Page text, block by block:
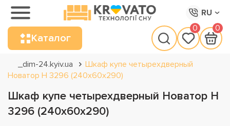
RU
Каталог
0 0
_dim-24.kyiv.ua
Шкаф купе четырехдверный
Новатор Н 3296 (240х60х290)
Шкаф купе четырехдверный Новатор Н
3296 (240х60х290)